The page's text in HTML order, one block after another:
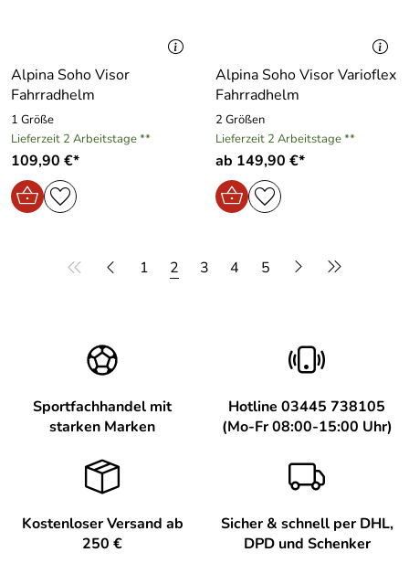
Alpina Soho Visor
Fahrradhelm
1 Größe
Lieferzeit 2 Arbeitstage **
109,90 €*
Alpina Soho Visor Varioflex
Fahrradhelm
2 Größen
Lieferzeit 2 Arbeitstage **
ab 149,90 €*
1 2 3 4 5
Sportfachhandel mit
starken Marken
Hotline 03445 738105
(Mo-Fr 08:00-15:00 Uhr)
Kostenloser Versand ab
250 €
Sicher & schnell per DHL,
DPD und Schenker